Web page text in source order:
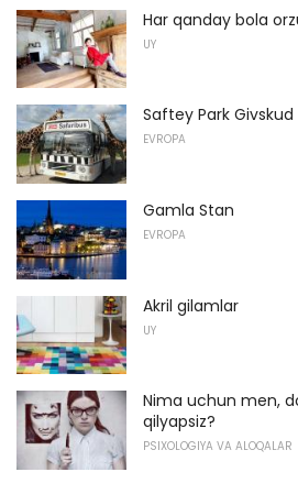
Har qanday bola
UY
Saftey Park Givskud
EVROPA
Gamla Stan
EVROPA
Akril gilamlar
UY
Nima uchun men,
qilyapsiz?
PSIXOLOGIYA VA ALOQALAR